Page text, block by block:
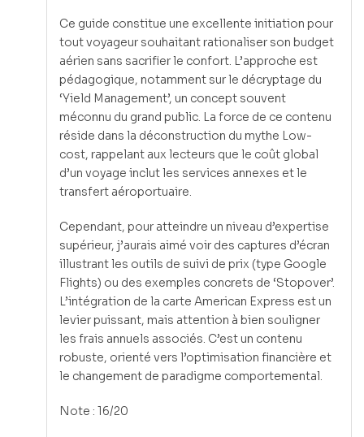
Ce guide constitue une excellente initiation pour
tout voyageur souhaitant rationaliser son budget
aérien sans sacrifier le confort. L’approche est
pédagogique, notamment sur le décryptage du
‘Yield Management’, un concept souvent
méconnu du grand public. La force de ce contenu
réside dans la déconstruction du mythe Low-
cost, rappelant aux lecteurs que le coût global
d’un voyage inclut les services annexes et le
transfert aéroportuaire.
Cependant, pour atteindre un niveau d’expertise
supérieur, j’aurais aimé voir des captures d’écran
illustrant les outils de suivi de prix (type Google
Flights) ou des exemples concrets de ‘Stopover’.
L’intégration de la carte American Express est un
levier puissant, mais attention à bien souligner
les frais annuels associés. C’est un contenu
robuste, orienté vers l’optimisation financière et
le changement de paradigme comportemental.
Note : 16/20